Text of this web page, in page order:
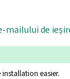
mailului de
easier.